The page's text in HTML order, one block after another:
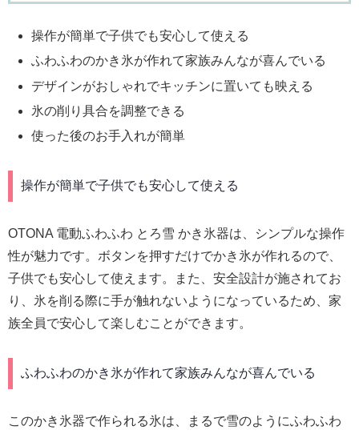
操作が簡単で子供でも安心して使える
ふわふわのかき氷が作れて家族みんなが喜んでいる
デザインがおしゃれでキッチンに置いても映える
氷の削り具合を調整できる
使った後のお手入れが簡単
操作が簡単で子供でも安心して使える
OTONA 電動ふわふわ とろ雪 かき氷器は、シンプルな操作
性が魅力です。ボタンを押すだけでかき氷が作れるので、
子供でも安心して使えます。また、安全設計が施されてお
り、氷を削る際に手が触れないようになっているため、家
族全員で安心して楽しむことができます。
ふわふわのかき氷が作れて家族みんなが喜んでいる
このかき氷器で作られる氷は、まるで雪のようにふわふわ